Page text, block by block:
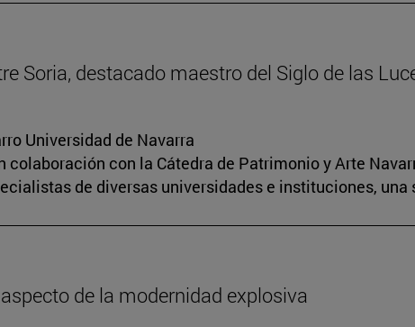
Soria, destacado maestro del Siglo de las
Universidad de Navarra
colaboración con la Cátedra de Patrimonio y Arte
de diversas universidades e instituciones,
de la modernidad explosiva